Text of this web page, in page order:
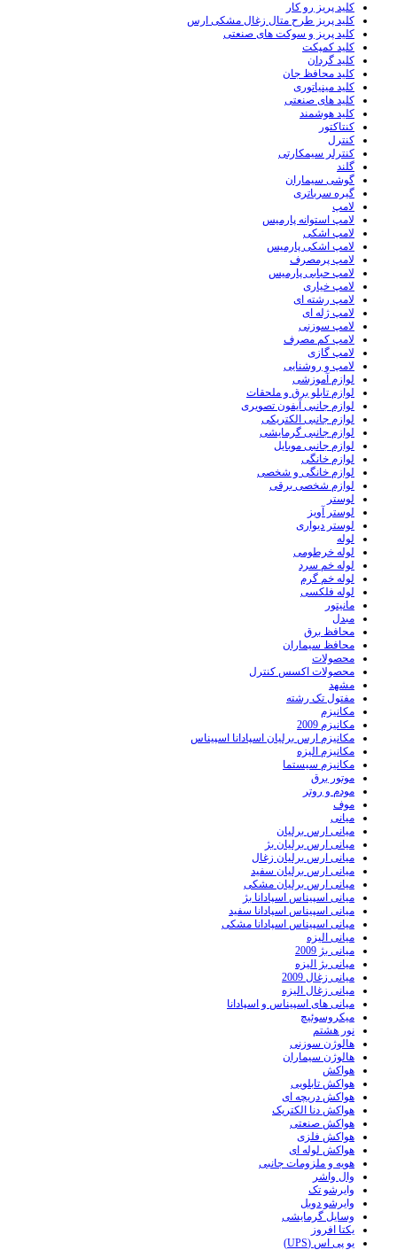
کلید پریز رو کار
کلید پریز طرح متال زغال مشکی ارس
کلید پریز و سوکت های صنعتی
کلید کمپکت
کلید گردان
کلید محافظ جان
کلید مینیاتوری
کلید های صنعتی
کلید هوشمند
کنتاکتور
کنترل
کنترلر سیمکارتی
گلند
گوشی سیماران
گیره سرباتری
لامپ
لامپ استوانه پارمیس
لامپ اشکی
لامپ اشکی پارمیس
لامپ پرمصرف
لامپ حبابی پارمیس
لامپ خیاری
لامپ رشته ای
لامپ ژله ای
لامپ سوزنی
لامپ کم مصرف
لامپ گازی
لامپ و روشنایی
لوازم آموزشی
لوازم تابلو برق و ملحقات
لوازم جانبی آیفون تصویری
لوازم جانبی الکتریکی
لوازم جانبی گرمایشی
لوازم جانبی موبایل
لوازم خانگی
لوازم خانگی و شخصی
لوازم شخصی برقی
لوستر
لوستر آویز
لوستر دیواری
لوله
لوله خرطومی
لوله خم سرد
لوله خم گرم
لوله فلکسی
مانیتور
مبدل
محافظ برق
محافظ سیماران
محصولات
محصولات اکسس کنترل
مشهد
مفتول تک رشته
مکانیزم
مکانیزم 2009
مکانیزم ارس برلیان اسپادانا اسپیناس
مکانیزم الیزه
مکانیزم سیستما
موتور برق
مودم و روتر
موف
میانی
میانی ارس برلیان
میانی ارس برلیان بژ
میانی ارس برلیان زغال
میانی ارس برلیان سفید
میانی ارس برلیان مشکی
میانی اسپیناس اسپادانا بژ
میانی اسپیناس اسپادانا سفید
میانی اسپیناس اسپادانا مشکی
میانی الیزه
میانی بژ 2009
میانی بژ الیزه
میانی زغال 2009
میانی زغال الیزه
میانی های اسپیناس و اسپادانا
میکروسوئیچ
نور هشتم
هالوژن سوزنی
هالوژن سیماران
هواکش
هواکش تابلویی
هواکش دریچه ای
هواکش دنا الکتریک
هواکش صنعتی
هواکش فلزی
هواکش لوله ای
هویه و ملزومات جانبی
وال واشر
وایرشو تک
وایرشو دوبل
وسایل گرمایشی
یکتا افروز
یو پی اس (UPS)